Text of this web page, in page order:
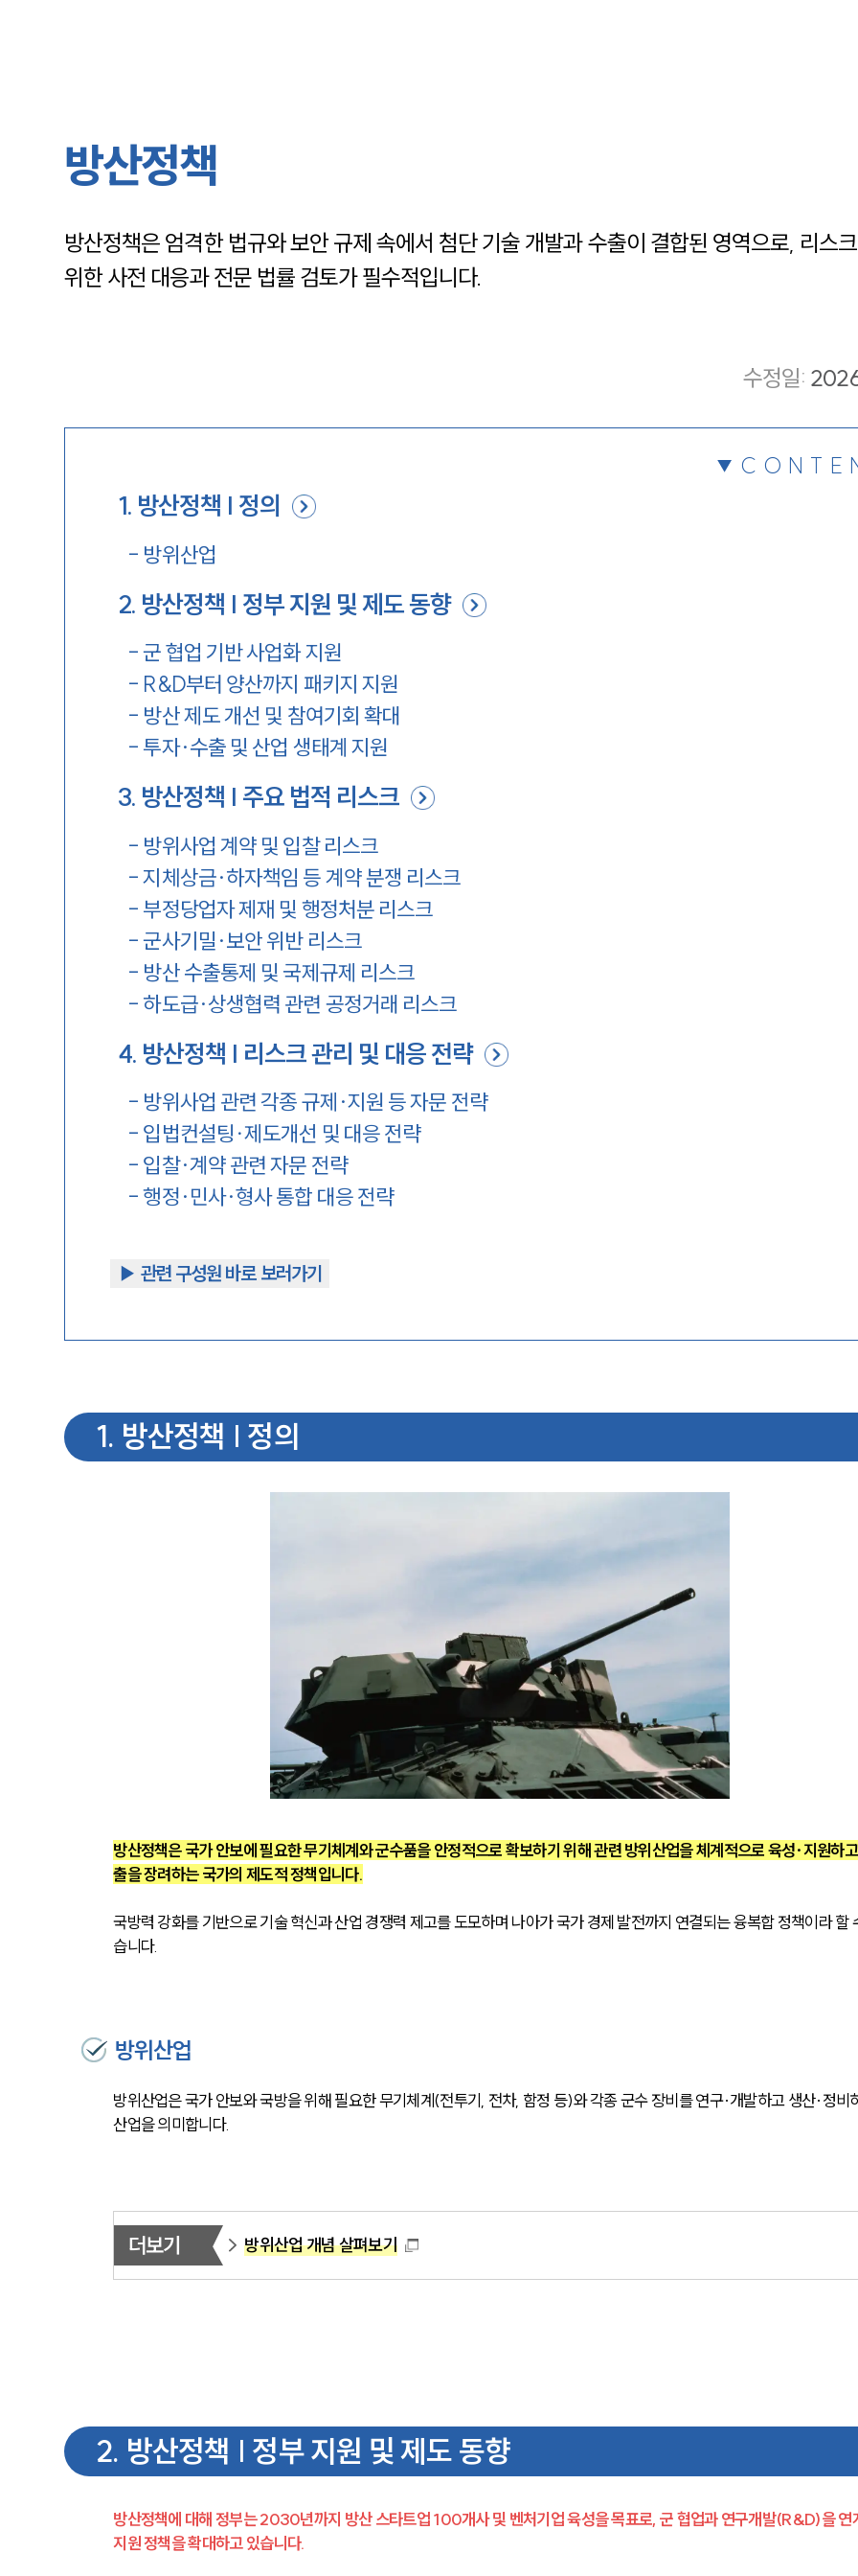
방산정책
방산정책은 엄격한 법규와 보안 규제 속에서 첨단 기술 개발과 수출이 결합된 영역으로, 리스
위한 사전 대응과 전문 법률 검토가 필수적입니다.
수정일:
1. 방산정책 | 정의
- 방위산업
2. 방산정책 | 정부 지원 및 제도 동향
-군 협업 기반 사업화 지원
- R&D부터 양산까지 패키지 지원
- 방산 제도 개선 및 참여기회 확대
- 투자·수출 및 산업 생태계 지원
3. 방산정책 | 주요 법적 리스크
- 방위사업 계약 및 입찰 리스크
-지체상금·하자책임 등 계약 분쟁 리스크
- 부정당업자 제재 및 행정처분 리스크
-군사기밀·보안 위반 리스크
- 방산 수출통제 및 국제규제 리스크
- 하도급·상생협력 관련 공정거래 리스크
4. 방산정책 | 리스크 관리 및 대응 전략
- 방위사업 관련 각종 규제·지원 등 자문 전략
- 입법컨설팅∙제도개선 및 대응 전략
- 입찰·계약 관련 자문 전략
-행정·민사·형사 통합 대응 전략
▶︎ 관련 구성원 바로 보러가기
1. 방산정책 | 정의
방산정책은 국가 안보에 필요한 무기체계와 군수품을 안정적으로 확보하기 위해 관련 방위산업을 체계적으로 육성·지원하
출을 장려하는 국가의 제도적 정책입니다.
국방력 강화를 기반으로 기술 혁신과 산업 경쟁력 제고를 도모하며 나아가 국가 경제 발전까지 연결되는 융복합 정책이라 할
습니다.
방위산업
방위산업은 국가 안보와 국방을 위해 필요한 무기체계(전투기, 전차, 함정 등)와 각종 군수 장비를 연구·개발하고 생산·정비
산업을 의미합니다.
더보기 방위산업 개념 살펴보기
2. 방산정책 | 정부 지원 및 제도 동향
방산정책에 대해 정부는 2030년까지 방산 스타트업 100개사 및 벤처기업 육성을 목표로, 군 협업과 연구개발(R&D)을 연
지원 정책을 확대하고 있습니다.